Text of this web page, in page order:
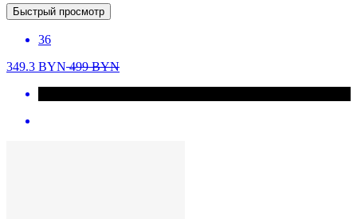
Быстрый просмотр
36
349.3 BYN499BYN